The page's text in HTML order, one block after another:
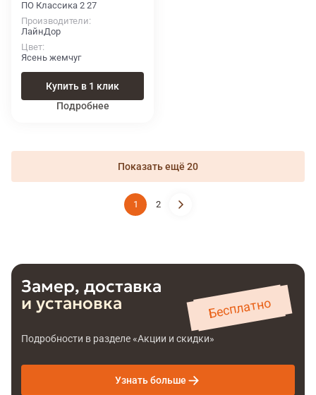
ПО Классика 2 27
Производители
ЛайнДор
Цвет
Ясень жемчуг
Купить в 1 клик
Подробнее
Показать ещё 20
1 2
Замер, доставка
и установка
Бесплатно
Подробности в разделе «Акции и скидки»
Узнать больше